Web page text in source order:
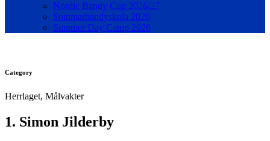
Nordic Bandy Cup 2026/27
Sommarbandyskola 2026
Summer Day Camp 2026
Category
Herrlaget, Målvakter
1. Simon Jilderby